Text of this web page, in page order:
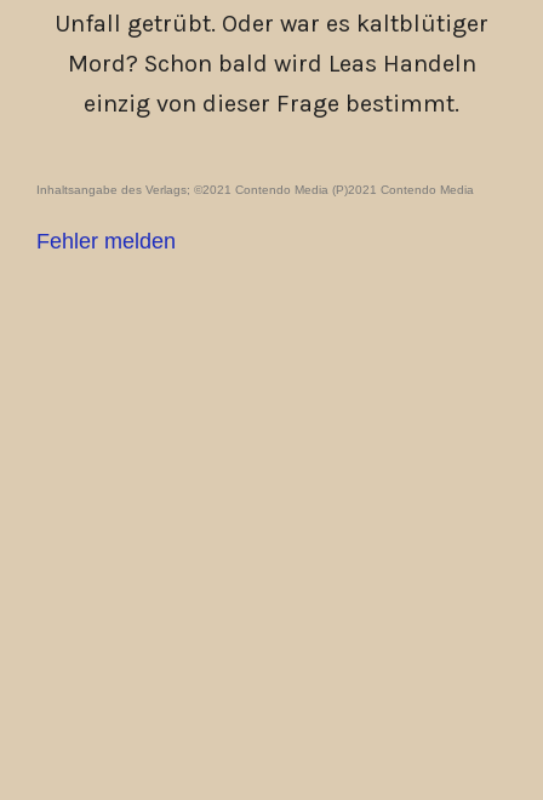
Unfall getrübt. Oder war es kaltblütiger
Mord? Schon bald wird Leas Handeln
einzig von dieser Frage bestimmt.
Inhaltsangabe des Verlags; ©2021 Contendo Media (P)2021 Contendo Media
Fehler melden